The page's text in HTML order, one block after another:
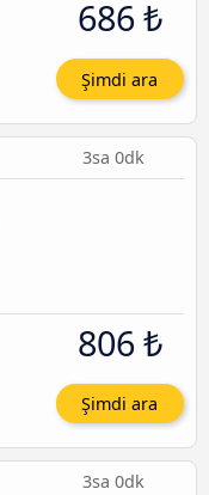
686 ₺
Şimdi ara
3sa 0dk
806 ₺
Şimdi ara
3sa 0dk